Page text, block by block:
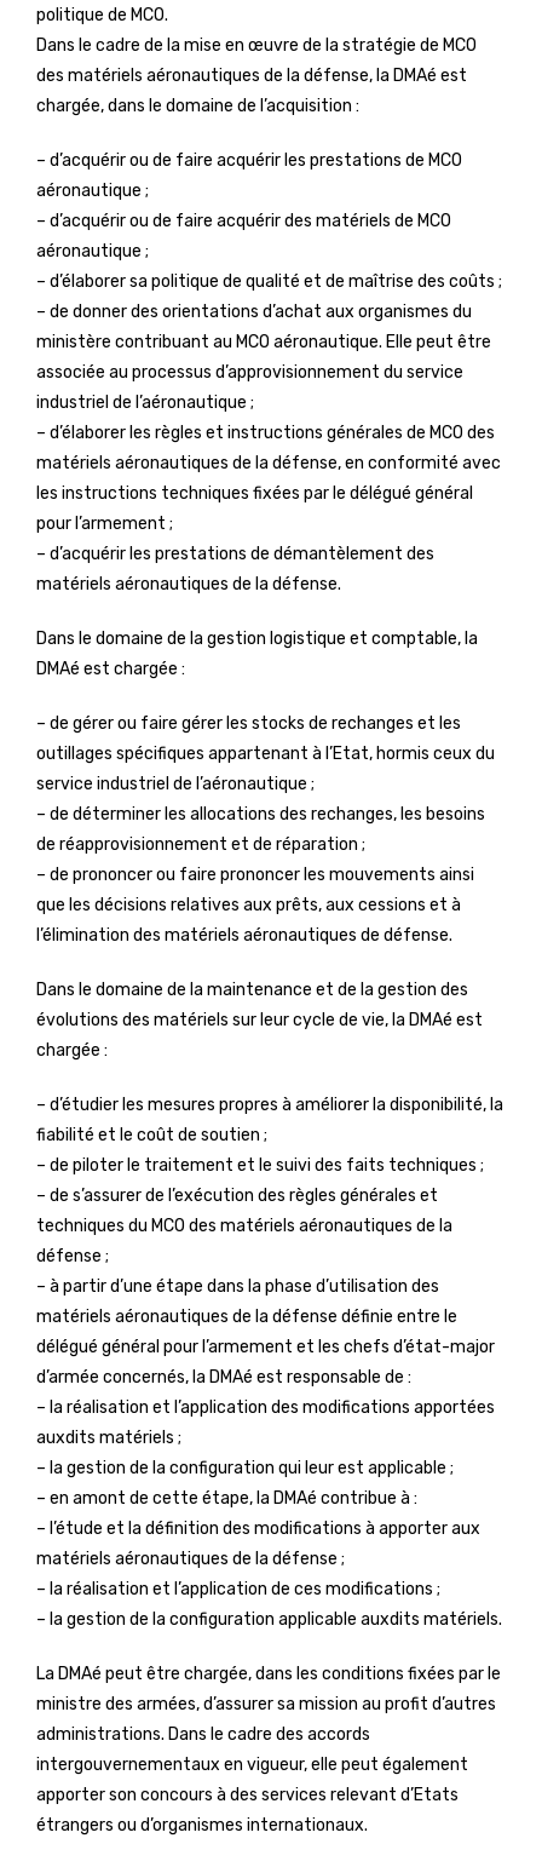
politique de MCO.
Dans le cadre de la mise en œuvre de la stratégie de MCO
des matériels aéronautiques de la défense, la DMAé est
chargée, dans le domaine de l’acquisition :
– d’acquérir ou de faire acquérir les prestations de MCO
aéronautique ;
– d’acquérir ou de faire acquérir des matériels de MCO
aéronautique ;
– d’élaborer sa politique de qualité et de maîtrise des coûts ;
– de donner des orientations d’achat aux organismes du
ministère contribuant au MCO aéronautique. Elle peut être
associée au processus d’approvisionnement du service
industriel de l’aéronautique ;
– d’élaborer les règles et instructions générales de MCO des
matériels aéronautiques de la défense, en conformité avec
les instructions techniques fixées par le délégué général
pour l’armement ;
– d’acquérir les prestations de démantèlement des
matériels aéronautiques de la défense.
Dans le domaine de la gestion logistique et comptable, la
DMAé est chargée :
– de gérer ou faire gérer les stocks de rechanges et les
outillages spécifiques appartenant à l’Etat, hormis ceux du
service industriel de l’aéronautique ;
– de déterminer les allocations des rechanges, les besoins
de réapprovisionnement et de réparation ;
– de prononcer ou faire prononcer les mouvements ainsi
que les décisions relatives aux prêts, aux cessions et à
l’élimination des matériels aéronautiques de défense.
Dans le domaine de la maintenance et de la gestion des
évolutions des matériels sur leur cycle de vie, la DMAé est
chargée :
– d’étudier les mesures propres à améliorer la disponibilité, la
fiabilité et le coût de soutien ;
– de piloter le traitement et le suivi des faits techniques ;
– de s’assurer de l’exécution des règles générales et
techniques du MCO des matériels aéronautiques de la
défense ;
– à partir d’une étape dans la phase d’utilisation des
matériels aéronautiques de la défense définie entre le
délégué général pour l’armement et les chefs d’état-major
d’armée concernés, la DMAé est responsable de :
– la réalisation et l’application des modifications apportées
auxdits matériels ;
– la gestion de la configuration qui leur est applicable ;
– en amont de cette étape, la DMAé contribue à :
– l’étude et la définition des modifications à apporter aux
matériels aéronautiques de la défense ;
– la réalisation et l’application de ces modifications ;
– la gestion de la configuration applicable auxdits matériels.
La DMAé peut être chargée, dans les conditions fixées par le
ministre des armées, d’assurer sa mission au profit d’autres
administrations. Dans le cadre des accords
intergouvernementaux en vigueur, elle peut également
apporter son concours à des services relevant d’Etats
étrangers ou d’organismes internationaux.